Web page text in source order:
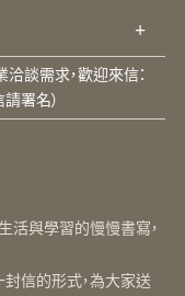
+
談需求，歡迎來信：
請署名）
活與學習的慢慢書寫，
信的形式，為大家送